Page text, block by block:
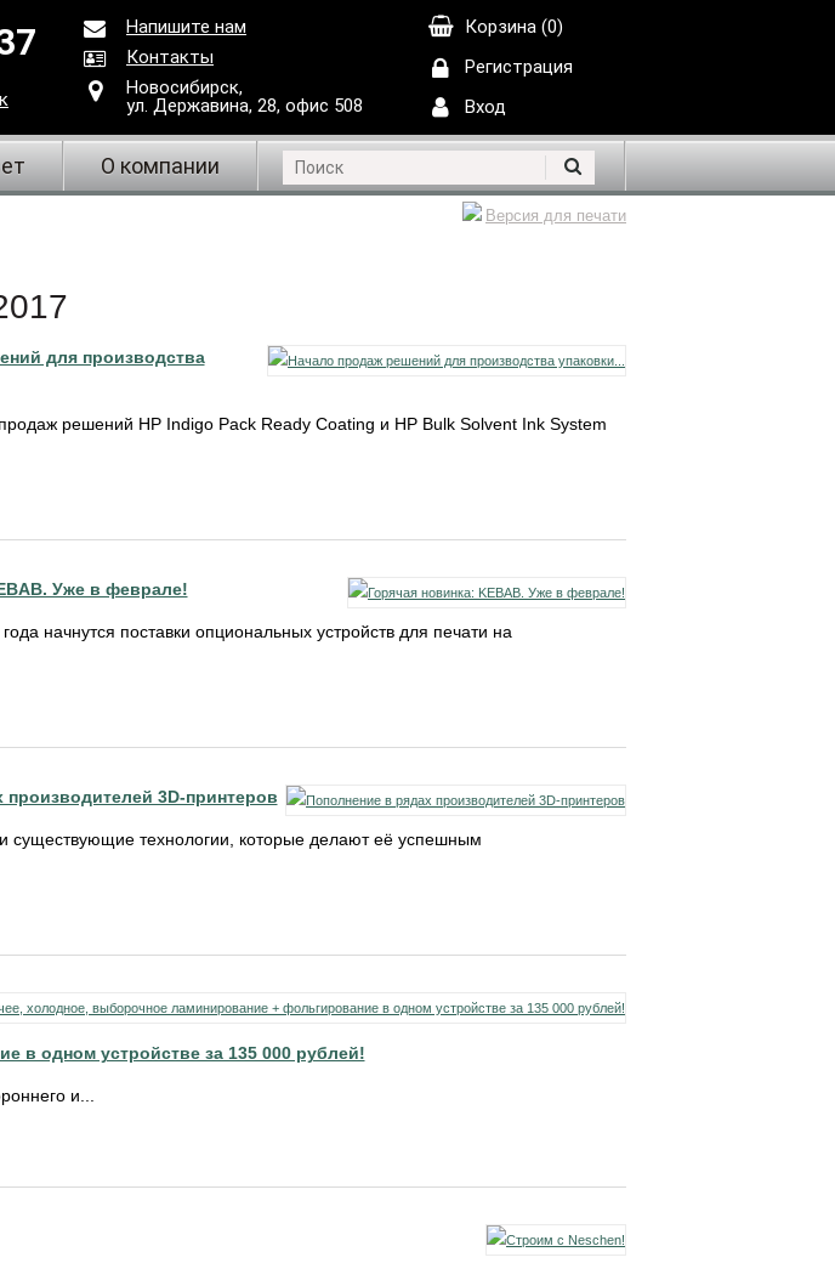
Напишите нам
Контакты
Новосибирск,
ул. Державина, 28, офис 508
Корзина (0)
Регистрация
Вход
О компании
Версия для печати
для производства
решений HP Indigo Pack Ready Coating и HP Bulk Solvent Ink System
Уже в феврале!
начнутся поставки опциональных устройств для печати на
производителей 3D-принтеров
существующие технологии, которые делают её успешным
в одном устройстве за 135 000 рублей!
и...